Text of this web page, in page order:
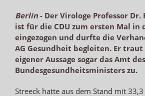
Berlin- Der Virologe Professor
ist für die CDU zum ersten Mal in
eingezogen und durfte die
AG Gesundheit begleiten. Er traut
eigener Aussage sogar das Amt des
Bundesgesundheitsministers zu.
Streeck hatte aus dem Stand mit